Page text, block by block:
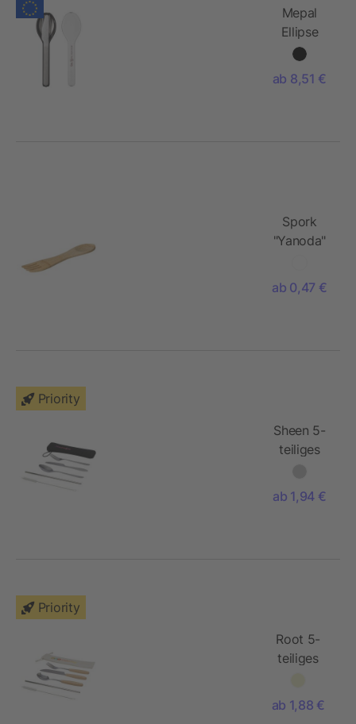
Mepal
Ellipse
Besteckset
ab 8,51 €
Spork
"Yanoda"
ab 0,47 €
Priority
Sheen 5-
teiliges
Edelstahl
ab 1,94 €
Priority
Root 5-
teiliges
Edelstahl
ab 1,88 €